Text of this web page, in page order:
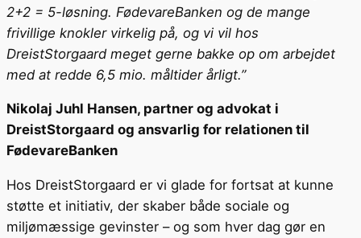
2+2 = 5-løsning. FødevareBanken og de mange
frivillige knokler virkelig på, og vi vil hos
DreistStorgaard meget gerne bakke op om arbejdet
med at redde 6,5 mio. måltider årligt.”
Nikolaj Juhl Hansen, partner og advokat i
DreistStorgaard og ansvarlig for relationen til
FødevareBanken
Hos DreistStorgaard er vi glade for fortsat at kunne
støtte et initiativ, der skaber både sociale og
miljømæssige gevinster – og som hver dag gør en